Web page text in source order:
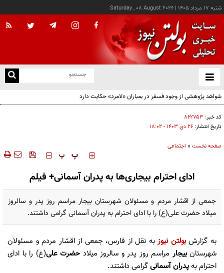
شنبه ۱۷ مرداد ۱۴۰۵ |
Saturday , 08 August 2026
باز
و
شواهد پژوهشی از وجود فسفر در بمباران «لامرد» حکایت دارد
کد خبر: ۸۶۲۷۵۳
تاریخ انتشار: ۲۶ دی ۱۴۰۳ - ۱۸:۰۲
صفحه نخست » اجتماعی
‍‍‍ پ پ
ادای احترام بیجاری‌ها به پدران آسمانی+ فیلم
جمعی از اقشار مردم و مسئولان شهرستان بیجار مراسم روز پدر و سالروز
میلاد حضرت علی(ع) را با ادای احترام به پدران آسمانی گرامی داشتند.
به گزارش بولتن نیوزبه نقل از فارس، جمعی از اقشار مردم و مسئولان
شهرستانبیجار مراسم روز پدر و سالروز میلاد حضرت علی(ع) را با ادای
احترام بهپدران آسمانیگرامی داشتند.